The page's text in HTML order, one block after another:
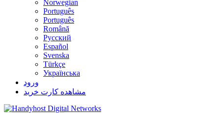
Norwegian
Português
Português
Română
Русский
Español
Svenska
Türkçe
Українська
ورود
مشاهده کارت خرید